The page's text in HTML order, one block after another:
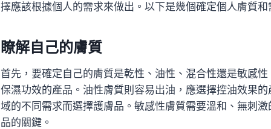
擇應該根據個人的需求來做出。以下是幾個確定個人膚質和
瞭解自己的膚質
首先，要確定自己的膚質是乾性、油性、混合性還是敏感
保濕功效的產品。油性膚質則容易出油，應選擇控油效果
域的不同需求而選擇護膚品。敏感性膚質需要溫和、無刺
品的關鍵。